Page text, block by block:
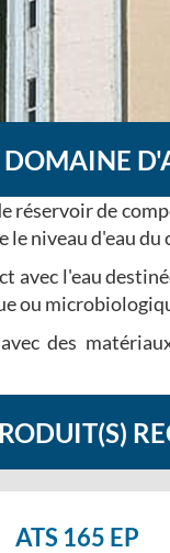
DOMAINE
réservoir de
le niveau d'eau
l'eau
ou
des
ATS 165 EP